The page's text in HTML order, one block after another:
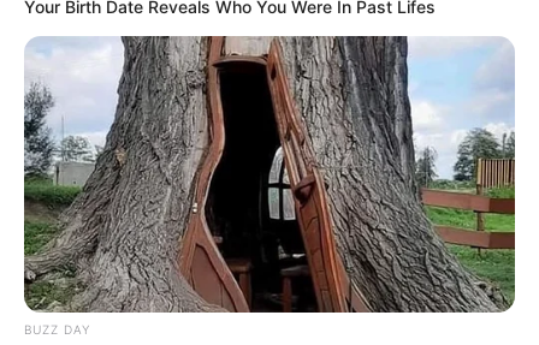
Your Birth Date Reveals Who You Were In Past Lifes
BUZZ DAY